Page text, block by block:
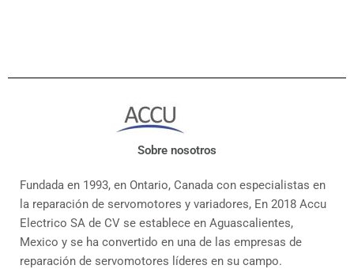
Sobre nosotros
Fundada en 1993, en Ontario, Canada con especialistas en
la reparación de servomotores y variadores, En 2018 Accu
Electrico SA de CV se establece en Aguascalientes,
Mexico y se ha convertido en una de las empresas de
reparación de servomotores líderes en su campo.